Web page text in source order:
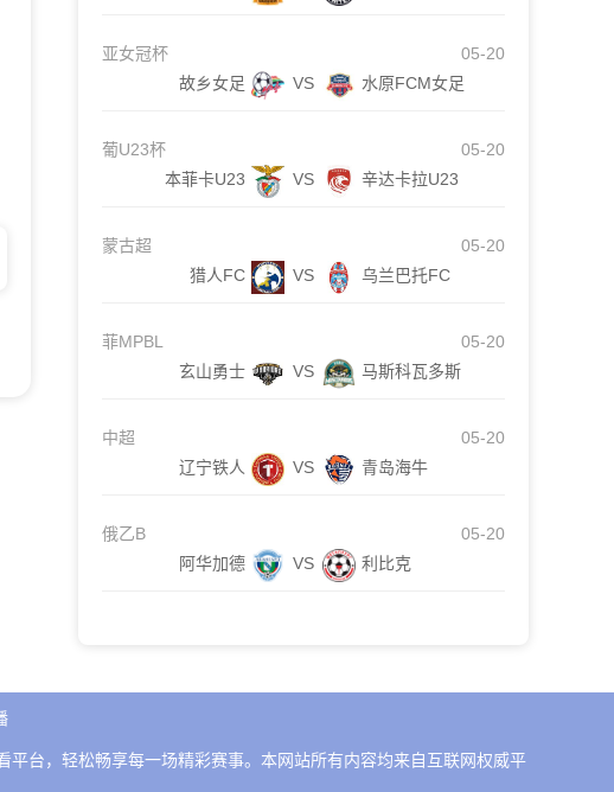
亚女冠杯
05-20
故乡女足
VS 水原FCM女足
葡U23杯
05-20
本菲卡U23
VS 辛达卡拉U23
蒙古超
05-20
猎人FC
VS 乌兰巴托FC
菲MPBL
05-20
玄山勇士
VS 马斯科瓦多斯
中超
05-20
辽宁铁人
VS 青岛海牛
俄乙B
05-20
阿华加德
VS 利比克
台，轻松畅享每一场精彩赛事。本网站所有内容均来自互联网权威平